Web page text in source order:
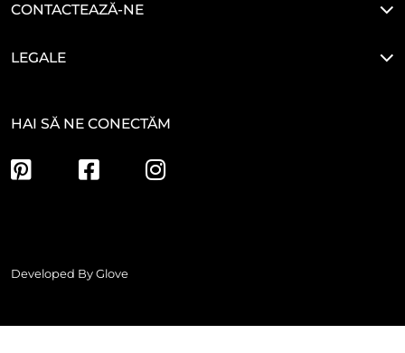
CONTACTEAZĂ-NE
LEGALE
HAI SĂ NE CONECTĂM
Developed By Glove